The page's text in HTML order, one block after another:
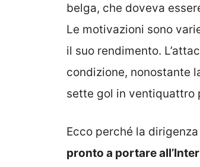
belga, che doveva
Le motivazioni sono
il suo rendimento.
condizione, nonostante
sette gol in ventiquattro
Ecco perché la
pronto a portare